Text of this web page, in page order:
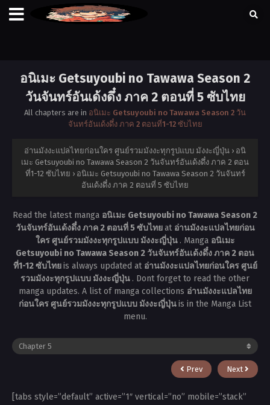
อนิเมะ Getsuyoubi no Tawawa Season 2
วันจันทร์อันเด้งดึ๋ง ภาค 2 ตอนที่ 5 ซับไทย
All chapters are in อนิเมะ Getsuyoubi no Tawawa Season 2 วัน
จันทร์อันเด้งดึ๋ง ภาค 2 ตอนที่1-12 ซับไทย
อ่านมังงะแปลไทยก่อนใคร ศูนย์รวมมังงะทุกรูปแบบ มังงะญี่ปุ่น › อนิ
เมะ Getsuyoubi no Tawawa Season 2 วันจันทร์อันเด้งดึ๋ง ภาค 2 ตอน
ที่1-12 ซับไทย › อนิเมะ Getsuyoubi no Tawawa Season 2 วันจันทร์
อันเด้งดึ๋ง ภาค 2 ตอนที่ 5 ซับไทย
Read the latest manga อนิเมะ Getsuyoubi no Tawawa Season 2
วันจันทร์อันเด้งดึ๋ง ภาค 2 ตอนที่ 5 ซับไทยat อ่านมังงะแปลไทยก่อน
ใคร ศูนย์รวมมังงะทุกรูปแบบ มังงะญี่ปุ่น . Manga อนิเมะ
Getsuyoubi no Tawawa Season 2 วันจันทร์อันเด้งดึ๋ง ภาค 2 ตอน
ที่1-12 ซับไทยis always updated at อ่านมังงะแปลไทยก่อนใคร ศูนย์
รวมมังงะทุกรูปแบบ มังงะญี่ปุ่น . Dont forget to read the other
manga updates. A list of manga collections อ่านมังงะแปลไทย
ก่อนใคร ศูนย์รวมมังงะทุกรูปแบบ มังงะญี่ปุ่นis in the Manga List
menu.
Prev Next
[tabs style=”default” active=”1″ vertical=”no” mobile=”stack”